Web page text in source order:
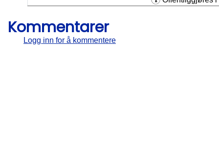
Kommentarer
Logg inn for å kommentere